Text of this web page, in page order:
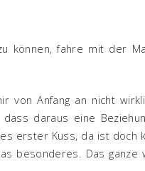
können, fahre mit der
von Anfang an nicht
daraus eine
erster Kuss, da ist doch
besonderes. Das ganze